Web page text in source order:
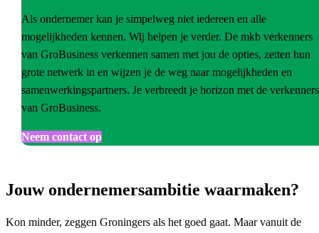
Als ondernemer kan je simpelweg niet iedereen en alle
mogelijkheden kennen. Wij helpen je verder. De mkb verkenners
van GroBusiness verkennen samen met jou de opties, zetten hun
grote netwerk in en wijzen je de weg naar mogelijkheden en
samenwerkingspartners. Je verbreedt je horizon met de verkenners
van GroBusiness.
Neem contact op
Jouw ondernemersambitie waarmaken?
Kon minder, zeggen Groningers als het goed gaat. Maar vanuit de